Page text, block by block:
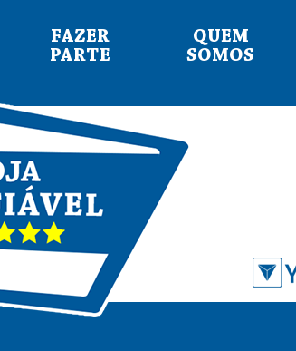
FAZER
PARTE
QUEM
SOMOS